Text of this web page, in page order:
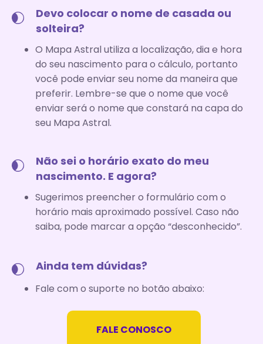
Devo colocar o nome de casada ou
solteira?
O Mapa Astral utiliza a localização, dia e hora
do seu nascimento para o cálculo, portanto
você pode enviar seu nome da maneira que
preferir. Lembre-se que o nome que você
enviar será o nome que constará na capa do
seu Mapa Astral.
Não sei o horário exato do meu
nascimento. E agora?
Sugerimos preencher o formulário com o
horário mais aproximado possível. Caso não
saiba, pode marcar a opção “desconhecido”.
Ainda tem dúvidas?
Fale com o suporte no botão abaixo:
FALE CONOSCO